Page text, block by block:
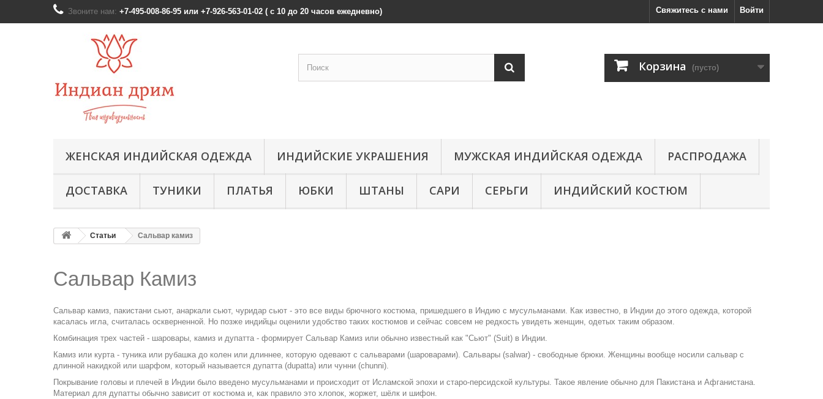
Войти
Свяжитесь с нами
Звоните нам: +7-495-008-86-95 или +7-926-563-01-02 ( с 10 до 20 часов ежедневно)
Корзина (пусто)
ЖЕНСКАЯ ИНДИЙСКАЯ ОДЕЖДА ИНДИЙСКИЕ УКРАШЕНИЯ МУЖСКАЯ ИНДИЙСКАЯ ОДЕЖДА РАСПРОДАЖА
ДОСТАВКА ТУНИКИ ПЛАТЬЯ ЮБКИ ШТАНЫ САРИ СЕРЬГИ ИНДИЙСКИЙ КОСТЮМ
Статьи Сальвар камиз
Сальвар Камиз
Сальвар камиз, пакистани сьют, анаркали сьют, чуридар сьют - это все виды брючного костюма, пришедшего в Индию с мусульманами. Как известно, в Индии до этого одежда, которой
касалась игла, считалась оскверненной. Но позже индийцы оценили удобство таких костюмов и сейчас совсем не редкость увидеть женщин, одетых таким образом.
Комбинация трех частей - шаровары, камиз и дупаттa - формирует Сальвар Камиз или обычно известный как "Сьют" (Suit) в Индии.
Камиз или курта - туника или рубашка до колен или длиннее, которую одевают с сальварами (шароварами). Сальвары (salwar) - свободные брюки. Женщины вообще носили сальвар с
длинной накидкой или шарфом, который называется дупатта (dupatta) или чунни (chunni).
Покрывание головы и плечей в Индии было введено мусульманами и происходит от Исламской эпохи и старо-персидской культуры. Такое явление обычно для Пакистана и Афганистана.
Материал для дупатты обычно зависит от костюма и, как правило это хлопок, жоржет, шёлк и шифон.